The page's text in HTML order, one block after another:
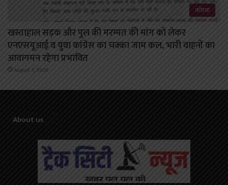
कोरबा
खस्ताहाल सड़क और पुल की मरम्मत की मांग को लेकर
एनएसयूआई व युवा कांग्रेस का चक्का जाम कल, भारी वाहनों का
आवागमन रहेगा प्रभावित
August 3, 2026
About us